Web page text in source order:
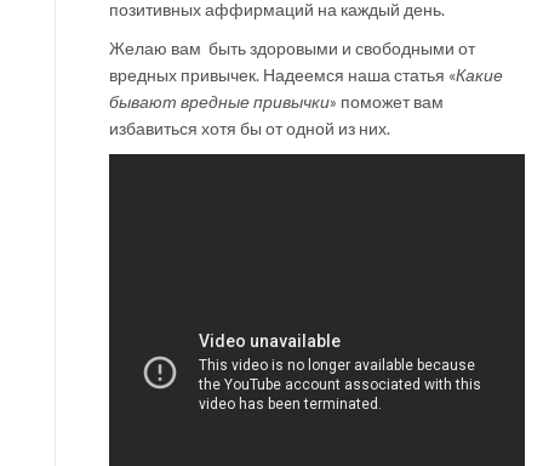
позитивных аффирмаций на каждый день.
Желаю вам быть здоровыми и свободными от
вредных привычек. Надеемся наша статья «Какие
бывают вредные привычки» поможет вам
избавиться хотя бы от одной из них.